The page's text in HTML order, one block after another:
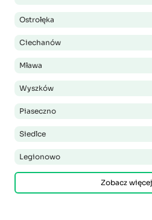
Ostrołęka
Ciechanów
Mława
Wyszków
Piaseczno
Siedlce
Legionowo
Zobacz więcej